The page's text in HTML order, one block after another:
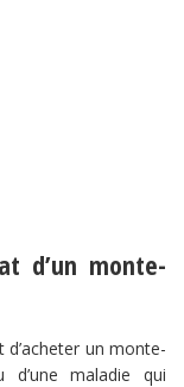
d’un monte-
un monte-
d’une maladie qui